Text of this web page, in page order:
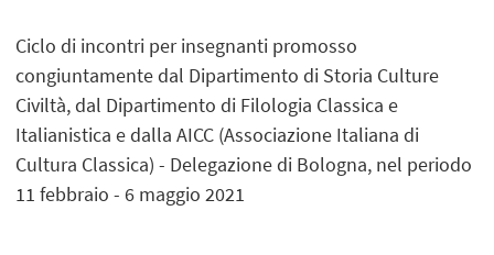
Ciclo di incontri per insegnanti promosso
congiuntamente dal Dipartimento di Storia Culture
Civiltà, dal Dipartimento di Filologia Classica e
Italianistica e dalla AICC (Associazione Italiana di
Cultura Classica) - Delegazione di Bologna, nel periodo
11 febbraio - 6 maggio 2021